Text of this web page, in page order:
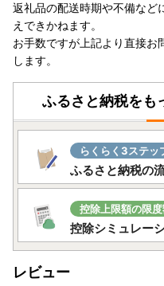
2026年4月からワンスト
りました。
下記まで返送いただきま
〒958-8790
新潟県村上市三之町1番1号
村上市役所観光課観光交
当市から送付した返信用
ています。
こちらをご利用いただい
到着したものは受付いた
■GW期間中の発送につい
平素は格別のお引き立て
返礼品の配送時期や不備など
えできかねます。
お手数ですが上記より直接お
します。
ふるさと納税をも
らくらく3ステッ
ふるさと納税の
控除上限額の限
控除シミュレー
レビュー